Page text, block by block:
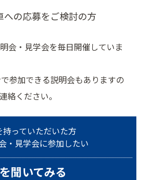
への応募をご検討の方
会・見学会を毎日開催していま
参加できる説明会もありますの
絡ください。
持っていただいた方
・見学会に参加したい
聞いてみる